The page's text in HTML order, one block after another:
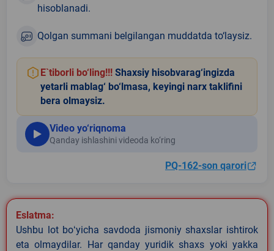
hisoblanadi.
Qolgan summani belgilangan muddatda to‘laysiz.
E`tiborli bo‘ling!!! Shaxsiy hisobvarag‘ingizda
yetarli mablag‘ bo‘lmasa, keyingi narx taklifini
bera olmaysiz.
Video yo‘riqnoma
Qanday ishlashini videoda ko‘ring
PQ-162-son qarori
Eslatma:
Ushbu lot boʻyicha savdoda jismoniy shaxslar ishtirok
eta olmaydilar. Har qanday yuridik shaxs yoki yakka